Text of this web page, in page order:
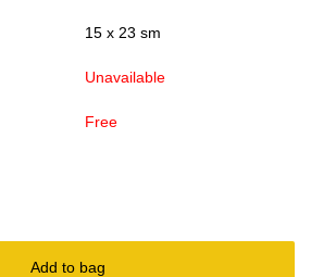
15 x 23 sm
Unavailable
Free
Add to bag